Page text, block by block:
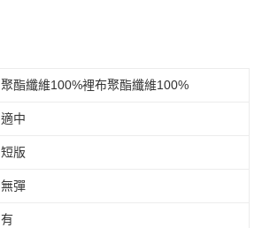
聚酯纖維100%裡布聚酯纖維100%
適中
短版
無彈
有